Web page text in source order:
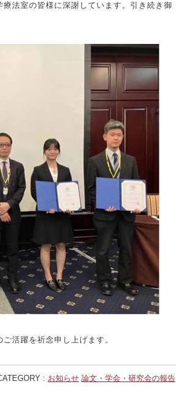
法室の皆様に深謝しています。引き続き御
活躍を祈念申し上げます。
: お知らせ 論文・学会・研究会の報告